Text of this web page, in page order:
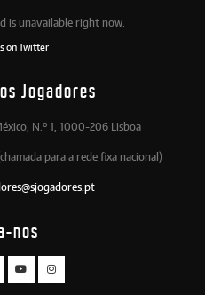
is unavailable right now.
on Twitter
Jogadores
N.º 1, 1000-206 Lisboa
para a rede fixa nacional)
nos